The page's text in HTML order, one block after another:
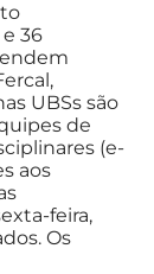
36
UBSs são
de
(e-
aos
feira,
Os